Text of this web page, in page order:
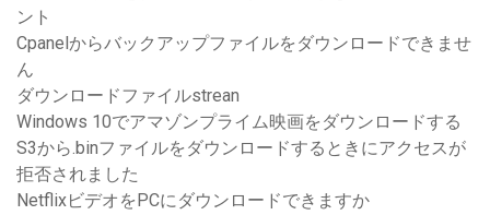
ント
Cpanelからバックアップファイルをダウンロードできませ
ん
ダウンロードファイルstrean
Windows 10でアマゾンプライム映画をダウンロードする
S3から.binファイルをダウンロードするときにアクセスが
拒否されました
NetflixビデオをPCにダウンロードできますか